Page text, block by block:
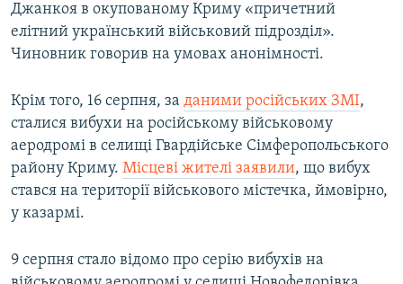
Джанкоя в окупованому Криму «причетний
елітний український військовий підрозділ».
Чиновник говорив на умовах анонімності.
Крім того, 16 серпня, за даними російських ЗМІ,
сталися вибухи на російському військовому
аеродромі в селищі Гвардійське Сімферопольського
району Криму. Місцеві жителі заявили, що вибух
стався на території військового містечка, ймовірно,
у казармі.
9 серпня стало відомо про серію вибухів на